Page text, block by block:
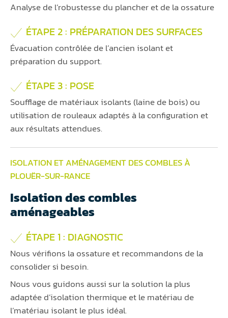
Analyse de l’robustesse du plancher et de la ossature
ÉTAPE 2 : PRÉPARATION DES SURFACES
Évacuation contrôlée de l’ancien isolant et
préparation du support.
ÉTAPE 3 : POSE
Soufflage de matériaux isolants (laine de bois) ou
utilisation de rouleaux adaptés à la configuration et
aux résultats attendues.
ISOLATION ET AMÉNAGEMENT DES COMBLES À
PLOUËR-SUR-RANCE
Isolation des combles
aménageables
ÉTAPE 1 : DIAGNOSTIC
Nous vérifions la ossature et recommandons de la
consolider si besoin.
Nous vous guidons aussi sur la solution la plus
adaptée d’isolation thermique et le matériau de
l’matériau isolant le plus idéal.